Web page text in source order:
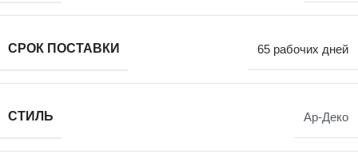
СРОК ПОСТАВКИ 65 рабочих дней
СТИЛЬ Ар-Деко